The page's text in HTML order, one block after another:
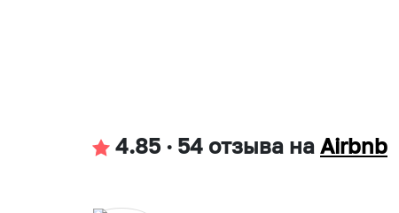
4.85 · 54 отзыва на Airbnb